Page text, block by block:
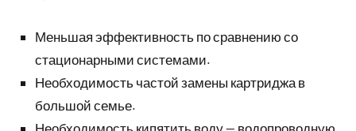
Меньшая эффективность по сравнению со
стационарными системами.
Необходимость частой замены картриджа в
большой семье.
Необходимость кипятить воду — водопроводную